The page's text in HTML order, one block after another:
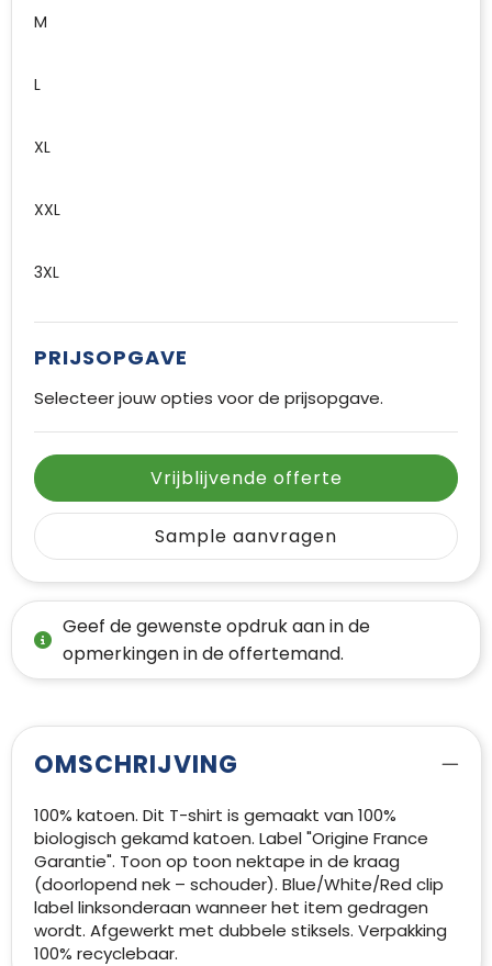
M
L
XL
XXL
3XL
PRIJSOPGAVE
Selecteer jouw opties voor de prijsopgave.
Vrijblijvende offerte
Sample aanvragen
Geef de gewenste opdruk aan in de
opmerkingen in de offertemand.
OMSCHRIJVING
100% katoen. Dit T-shirt is gemaakt van 100%
biologisch gekamd katoen. Label "Origine France
Garantie". Toon op toon nektape in de kraag
(doorlopend nek – schouder). Blue/White/Red clip
label linksonderaan wanneer het item gedragen
wordt. Afgewerkt met dubbele stiksels. Verpakking
100% recyclebaar.